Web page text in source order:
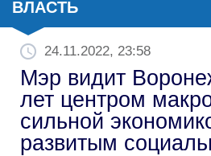
ВЛАСТЬ
24.11.2022, 23:58
Мэр видит
лет центром
сильной
развитым